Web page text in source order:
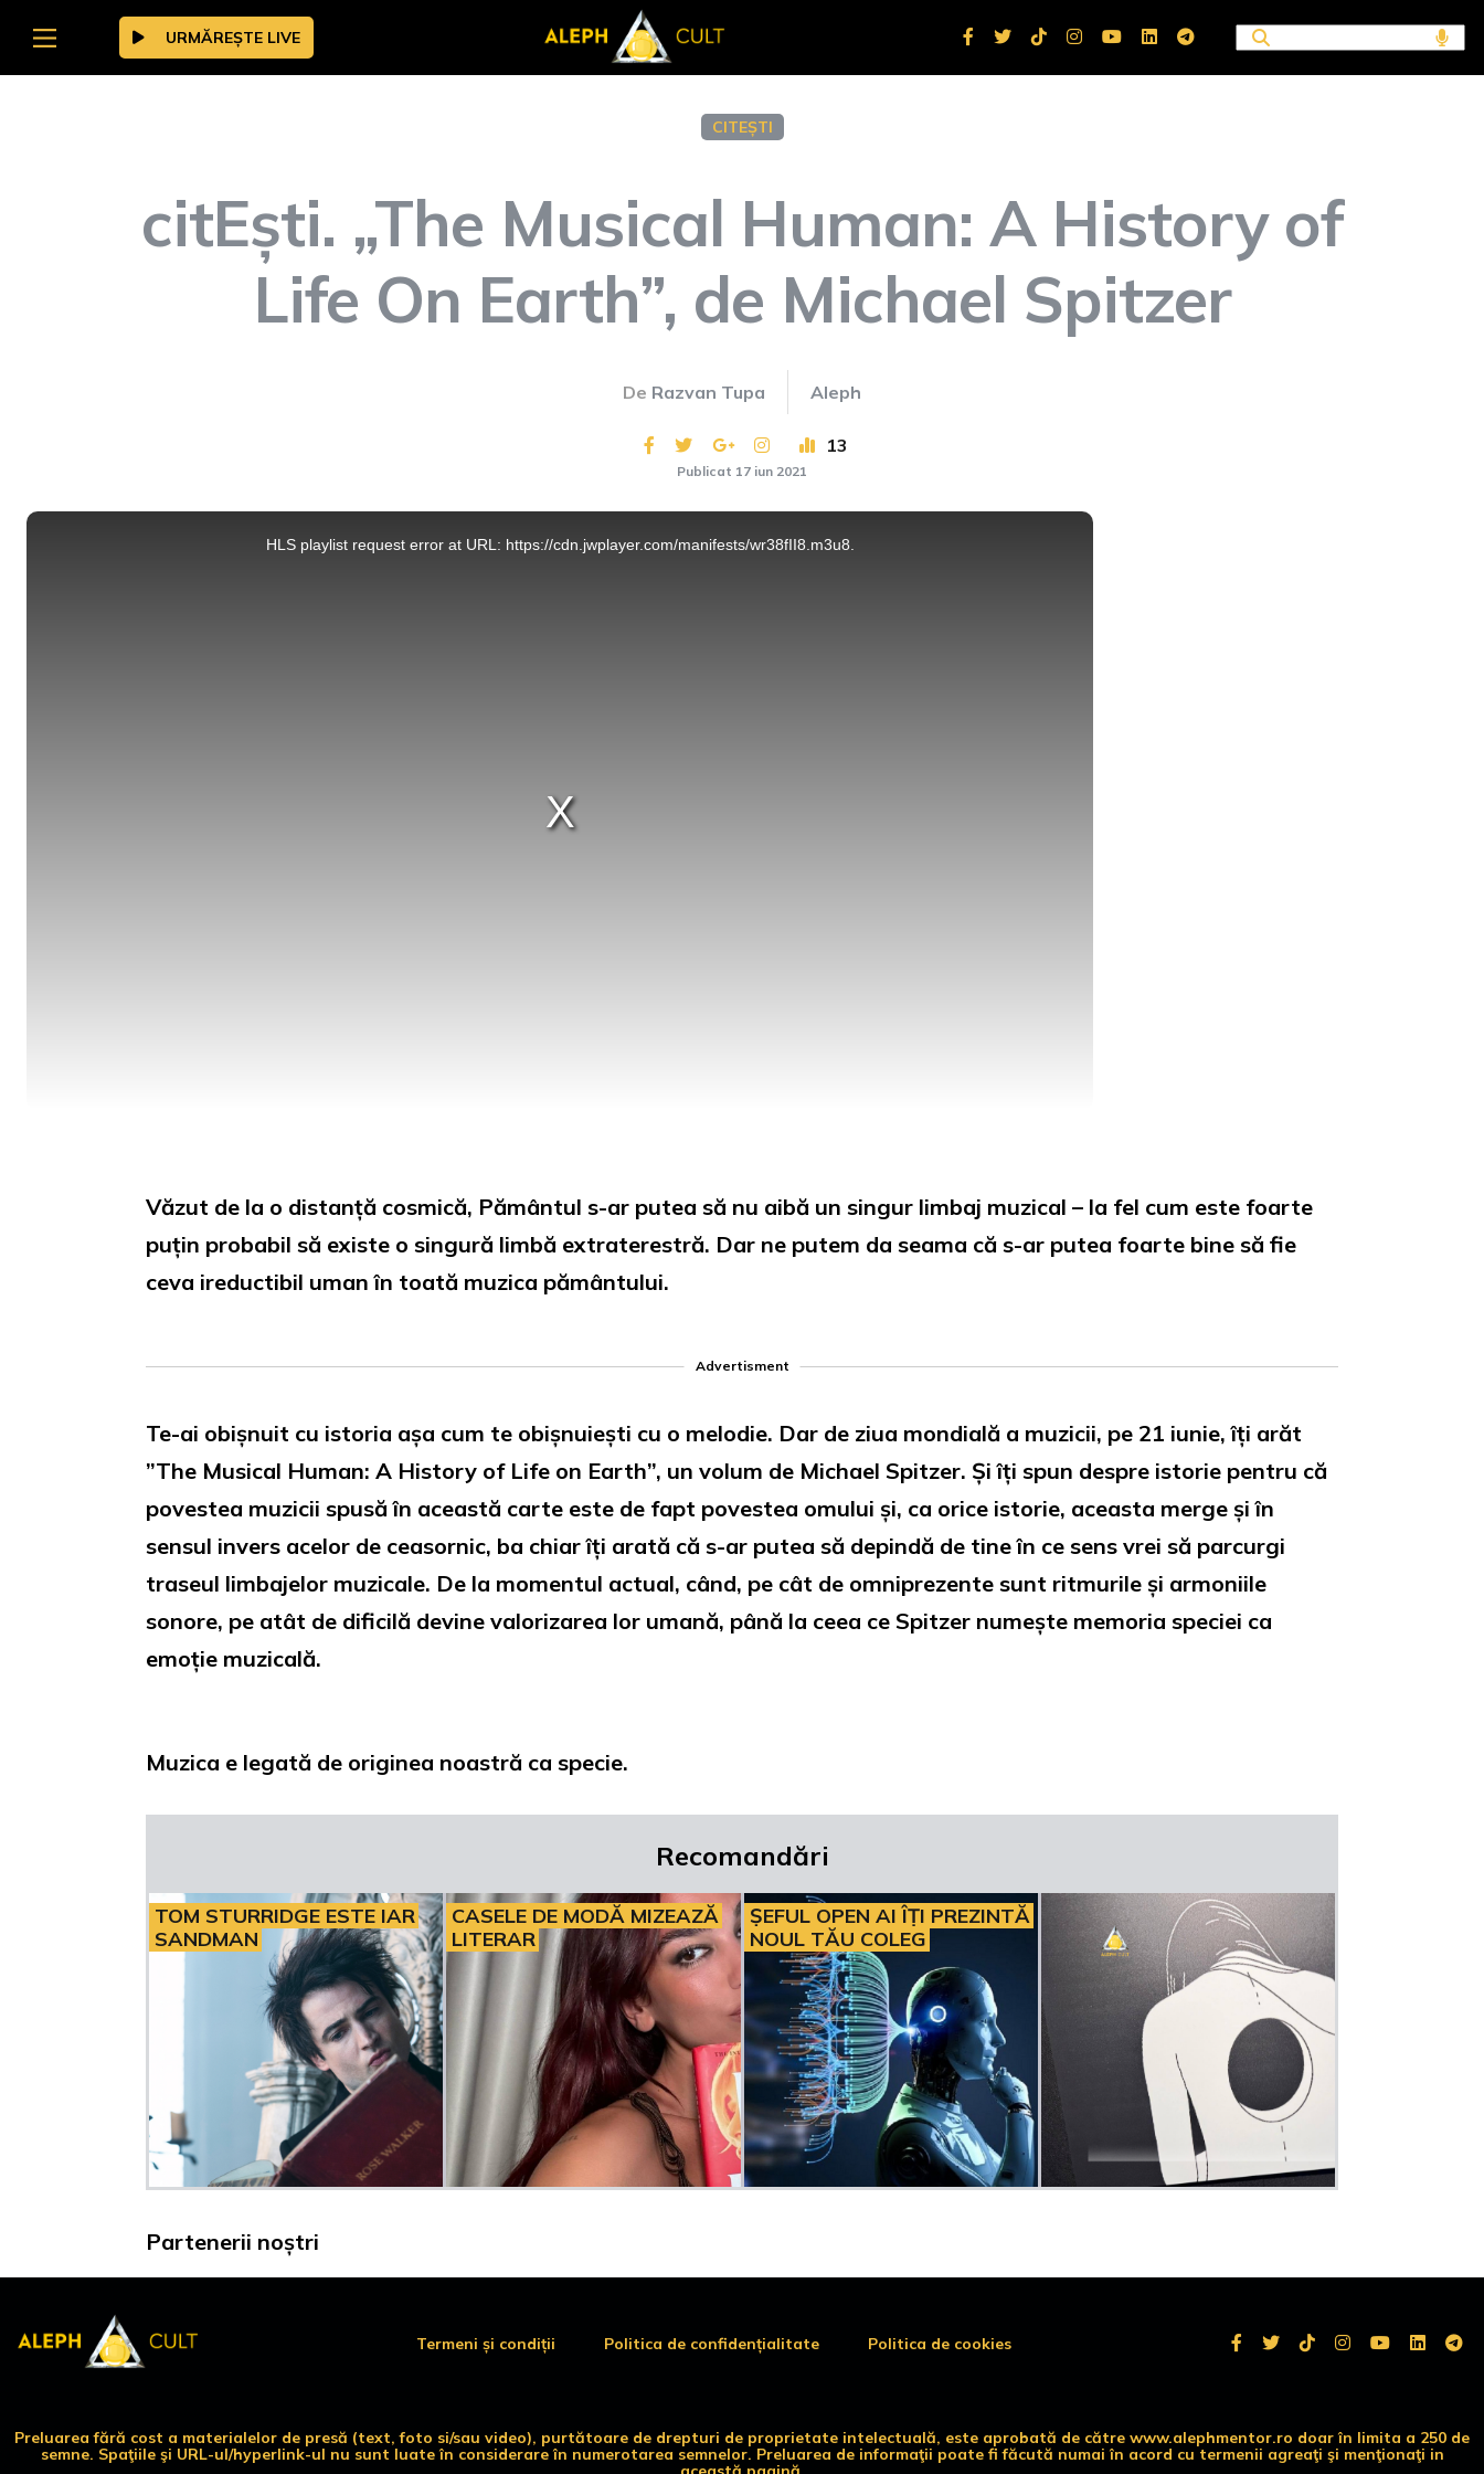
URMĂREȘTE LIVE
CITEȘTI
citEști. „The Musical Human: A History of
Life On Earth”, de Michael Spitzer
De Razvan Tupa Aleph
13
Publicat 17 iun 2021
This
HLS playlist request error at URL: https://cdn.jwplayer.com/manifests/wr38fII8.m3u8.
Văzut de la o distanță cosmică, Pământul s-ar putea să nu aibă un singur limbaj muzical – la fel cum este foarte
puțin probabil să existe o singură limbă extraterestră. Dar ne putem da seama că s-ar putea foarte bine să fie
ceva ireductibil uman în toată muzica pământului.
Advertisment
Te-ai obișnuit cu istoria așa cum te obișnuiești cu o melodie. Dar de ziua mondială a muzicii, pe 21 iunie, îți arăt
”The Musical Human: A History of Life on Earth”, un volum de Michael Spitzer. Și îți spun despre istorie pentru că
povestea muzicii spusă în această carte este de fapt povestea omului și, ca orice istorie, aceasta merge și în
sensul invers acelor de ceasornic, ba chiar îți arată că s-ar putea să depindă de tine în ce sens vrei să parcurgi
traseul limbajelor muzicale. De la momentul actual, când, pe cât de omniprezente sunt ritmurile și armoniile
sonore, pe atât de dificilă devine valorizarea lor umană, până la ceea ce Spitzer numește memoria speciei ca
emoție muzicală.
Muzica e legată de originea noastră ca specie.
Recomandări
TOM STURRIDGE ESTE IAR
SANDMAN
CASELE DE MODĂ MIZEAZĂ
LITERAR
ȘEFUL OPEN AI ÎȚI PREZINTĂ
NOUL TĂU COLEG
Partenerii noștri
Termeni și condiții Politica de confidențialitate Politica de cookies
Preluarea fără cost a materialelor de presă (text, foto si/sau video), purtătoare de drepturi de proprietate intelectuală, este aprobată de către www.alephmentor.ro doar în limita a 250 de
semne. Spaţiile şi URL-ul/hyperlink-ul nu sunt luate în considerare în numerotarea semnelor. Preluarea de informaţii poate fi făcută numai în acord cu termenii agreaţi şi menţionaţi in